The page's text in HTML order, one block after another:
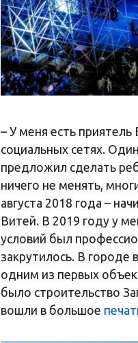
– У меня есть
социальных сетях.
предложил сделать
ничего не менять,
августа 2018 года –
Витей. В 2019 году у
условий был
закрутилось. В городе
одним из первых
было строительство
вошли в большое